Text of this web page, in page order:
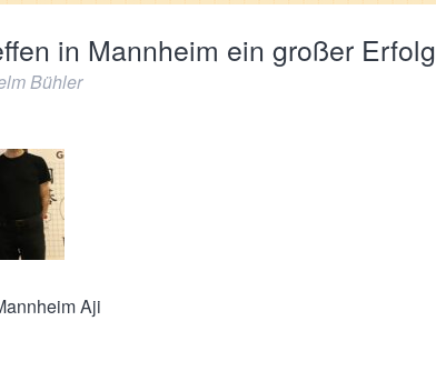
in Mannheim ein großer Erfolg
Bühler
Aji